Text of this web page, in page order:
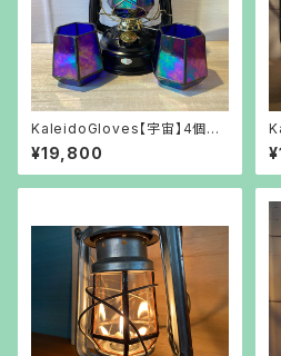
KaleidoGloves【宇宙】4個限
定
¥19,800